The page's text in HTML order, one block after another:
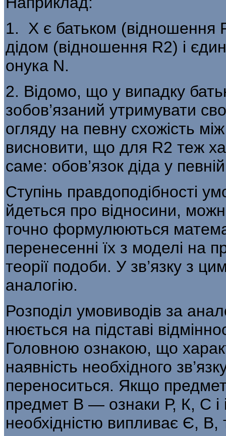
1. Х є батьком (відношення
дідом (відношення R2) і
онука N.
2. Відомо, що у випадку
зобов’язаний утримувати
огляду на певну схожість
висновити, що для R2 теж
саме: обов’язок діда у
Ступінь правдоподібності
йдеться про відносини,
точно формулюються
перенесенні їх з моделі на
теорії подоби. У зв’язку з
аналогію.
Розподіл умовиводів за
нюється на підставі
Головною ознакою, що
наявність необхідного
переноситься. Якщо
предмет В — ознаки Р, К, С і
необхідністю випливає Є,